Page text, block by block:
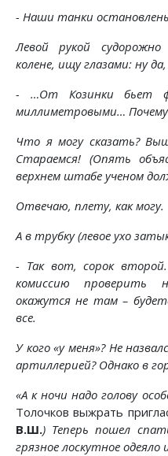
- Наши танки
Левой рукой
колене, ищу глазами: ну
- …От Козинки бьет
миллиметровыми… Почему
Что я могу сказать?
Стараемся! (Опять
верхнем штабе ученом
Отвечаю, плету, как могу.
А в трубку (левое ухо
- Так вот, сорок
комиссию проверить
окажутся не там –
все.
У кого «у меня»? Не
артиллерией? Однако в
«А к ночи надо голову
Толочков выжрать
В.Ш.) Теперь пошел
грязное лоскутное